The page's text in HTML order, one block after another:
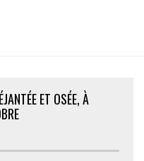
ET OSÉE, À